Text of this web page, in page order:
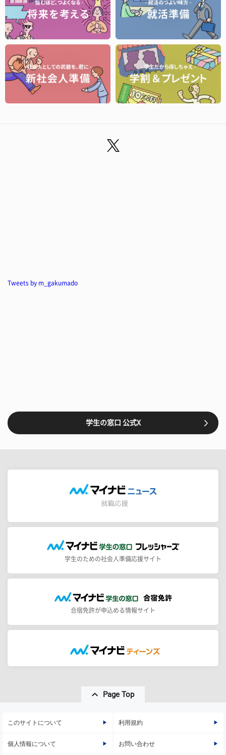
Tweets by m_gakumado
学生の窓口 公式X
学生のための社会人準備応援サイト
合宿免許が申込める情報サイト
Page Top
このサイトについて 利用規約
個人情報について お問い合わせ